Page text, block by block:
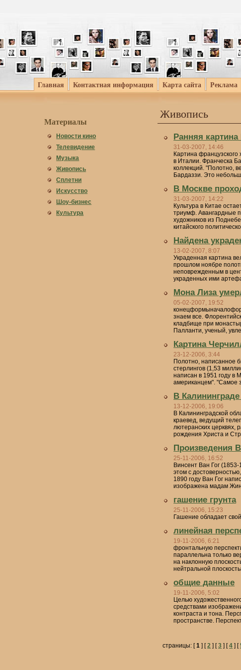
Главная Контактная информация Карта сайта Реклама
Материалы
Новости кино
Телевидение
Музыка
Живопись
Сплетни
Искусство
Шоу-бизнес
Культура
Живопись
Ранняя
31-03-2007, 14:46
Картина
в Италии. Франческа
коллекций. "Полотно,
Бардаззи. Это
В Москве
31-03-2007, 14:22
Культура в Китае
триумф. Авангардные
художников из
китайского
Найдена
13-02-2007, 8:07
Украденная картина
прошлом ноябре
неповрежденным в
украденных ими
Мона Лиза
05-02-2007, 19:52
знаем все.
кладбище при
Палланти, ученый,
Картина
23-12-2006, 3:44
Полотно, написанное
стерлингов (1,53
написан в 1951 году в
американцем". "Самое
В
13-12-2006, 19:06
В Калининградской
краевед, ведущий
лютеранских церквях,
рождения Христа и
Произведения
25-11-2006, 16:52
Винсент Ван Гог
этом с
1890 году Ван Гог
изображена мадам
гашение грунта
25-11-2006, 15:23
Гашение обладает
линейная
19-11-2006, 6:21
фронтальную
параллельна только
на наклонную
нейтральной
общие данные
19-11-2006, 5:02
Целью
средствами
контраста и тона.
пространстве.
страницы: [1 ] [2 ] [3 ] [4 ] [